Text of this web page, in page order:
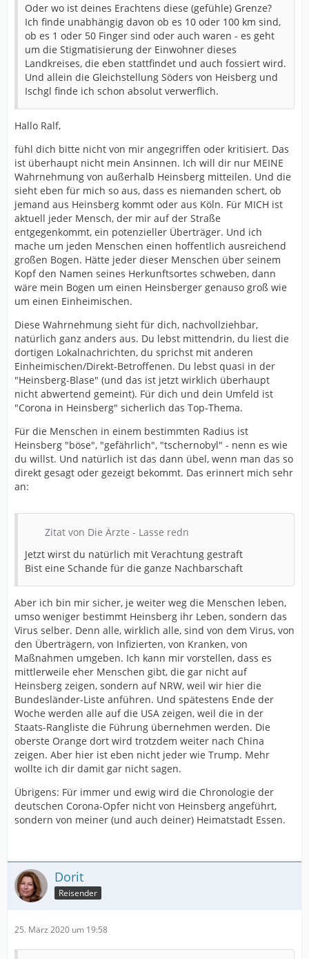
Oder wo ist deines Erachtens diese (gefühle) Grenze?
Ich finde unabhängig davon ob es 10 oder 100 km sind,
ob es 1 oder 50 Finger sind oder auch waren - es geht
um die Stigmatisierung der Einwohner dieses
Landkreises, die eben stattfindet und auch fossiert wird.
Und allein die Gleichstellung Söders von Heisberg und
Ischgl finde ich schon absolut verwerflich.
Hallo Ralf,
fühl dich bitte nicht von mir angegriffen oder kritisiert. Das
ist überhaupt nicht mein Ansinnen. Ich will dir nur MEINE
Wahrnehmung von außerhalb Heinsberg mitteilen. Und die
sieht eben für mich so aus, dass es niemanden schert, ob
jemand aus Heinsberg kommt oder aus Köln. Für MICH ist
aktuell jeder Mensch, der mir auf der Straße
entgegenkommt, ein potenzieller Überträger. Und ich
mache um jeden Menschen einen hoffentlich ausreichend
großen Bogen. Hätte jeder dieser Menschen über seinem
Kopf den Namen seines Herkunftsortes schweben, dann
wäre mein Bogen um einen Heinsberger genauso groß wie
um einen Einheimischen.
Diese Wahrnehmung sieht für dich, nachvollziehbar,
natürlich ganz anders aus. Du lebst mittendrin, du liest die
dortigen Lokalnachrichten, du sprichst mit anderen
Einheimischen/Direkt-Betroffenen. Du lebst quasi in der
"Heinsberg-Blase" (und das ist jetzt wirklich überhaupt
nicht abwertend gemeint). Für dich und dein Umfeld ist
"Corona in Heinsberg" sicherlich das Top-Thema.
Für die Menschen in einem bestimmten Radius ist
Heinsberg "böse", "gefährlich", "tschernobyl" - nenn es wie
du willst. Und natürlich ist das dann übel, wenn man das so
direkt gesagt oder gezeigt bekommt. Das erinnert mich sehr
an:
Zitat von Die Ärzte - Lasse redn
Jetzt wirst du natürlich mit Verachtung gestraft
Bist eine Schande für die ganze Nachbarschaft
Aber ich bin mir sicher, je weiter weg die Menschen leben,
umso weniger bestimmt Heinsberg ihr Leben, sondern das
Virus selber. Denn alle, wirklich alle, sind von dem Virus, von
den Überträgern, von Infizierten, von Kranken, von
Maßnahmen umgeben. Ich kann mir vorstellen, dass es
mittlerweile eher Menschen gibt, die gar nicht auf
Heinsberg zeigen, sondern auf NRW, weil wir hier die
Bundesländer-Liste anführen. Und spätestens Ende der
Woche werden alle auf die USA zeigen, weil die in der
Staats-Rangliste die Führung übernehmen werden. Die
oberste Orange dort wird trotzdem weiter nach China
zeigen. Aber hier ist eben nicht jeder wie Trump. Mehr
wollte ich dir damit gar nicht sagen.
Übrigens: Für immer und ewig wird die Chronologie der
deutschen Corona-Opfer nicht von Heinsberg angeführt,
sondern von meiner (und auch deiner) Heimatstadt Essen.
Dorit
Reisender
25. März 2020 um 19:58